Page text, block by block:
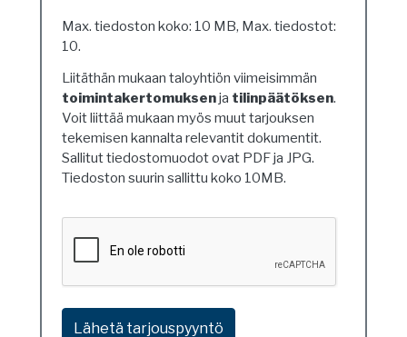
Max. tiedoston koko: 10 MB, Max. tiedostot:
10.
Liitäthän mukaan taloyhtiön viimeisimmän
toimintakertomuksenja tilinpäätöksen.
Voit liittää mukaan myös muut tarjouksen
tekemisen kannalta relevantit dokumentit.
Sallitut tiedostomuodot ovat PDF ja JPG.
Tiedoston suurin sallittu koko 10MB.